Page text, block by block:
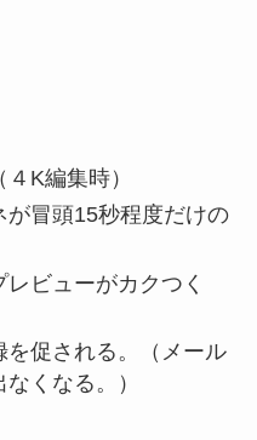
K編集時）
が冒頭15秒程度だけの
ビューがカクつく
促される。（メール
くなる。）